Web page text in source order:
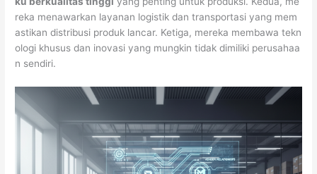
reka menawarkan layanan logistik dan transportasi yang mem
astikan distribusi produk lancar. Ketiga, mereka membawa tekn
ologi khusus dan inovasi yang mungkin tidak dimiliki perusahaa
n sendiri.